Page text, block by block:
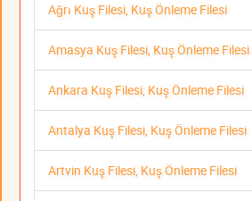
Ağrı Kuş Filesi, Kuş Önleme Filesi
Amasya Kuş Filesi, Kuş Önleme Filesi
Ankara Kuş Filesi, Kuş Önleme Filesi
Antalya Kuş Filesi, Kuş Önleme Filesi
Artvin Kuş Filesi, Kuş Önleme Filesi